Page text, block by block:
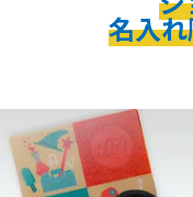
名入